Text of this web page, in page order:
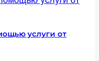
услуги от